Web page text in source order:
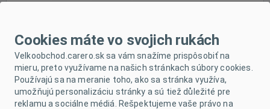
Skladom
Cookies máte vo svojich rukách
Velkoobchod.carero.sk sa vám snažíme prispôsobiť na
mieru, preto využívame na našich stránkach súbory cookies.
Používajú sa na meranie toho, ako sa stránka využíva,
umožňujú personalizáciu stránky a sú tiež důležité pre
reklamu a sociálne médiá. Rešpektujeme vaše právo na